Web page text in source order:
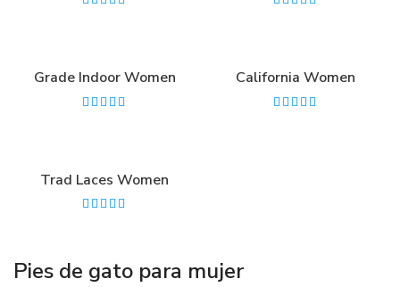
Grade Indoor Women California Women
Trad Laces Women
Pies de gato para mujer